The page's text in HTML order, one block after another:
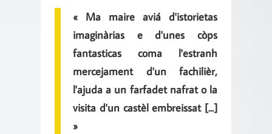
« Ma maire aviá d'istorietas
imaginàrias e d'unes còps
fantasticas coma l'estranh
mercejament d'un fachilièr,
l'ajuda a un farfadet nafrat o la
visita d'un castèl embreissat [...]
»